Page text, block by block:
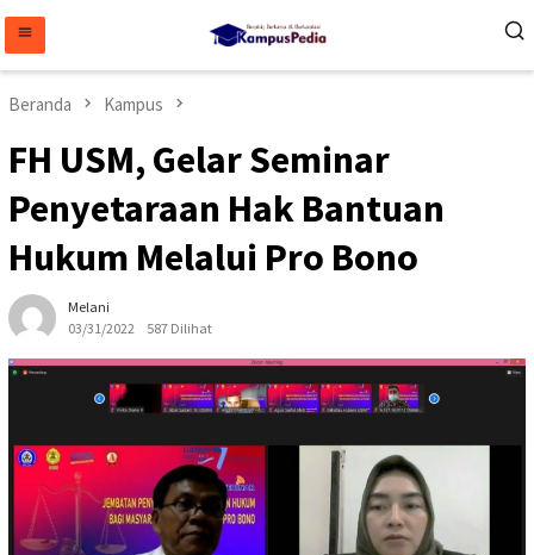
konten
Beranda Kampus
FH USM, Gelar Seminar
Penyetaraan Hak Bantuan
Hukum Melalui Pro Bono
Melani
03/31/2022
587 Dilihat